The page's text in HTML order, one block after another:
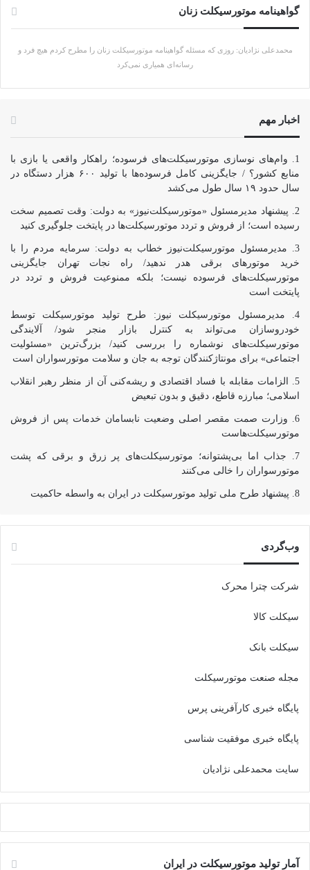
گواهینامه موتورسیکلت زنان
محمدعلی نژادیان: روزی که مسئله گواهینامه موتورسیکلت زنان را مطرح کردم هیچ فرد و
رسانه‌ای همیاری نمی‌کرد
اخبار مهم
وام‌های نوسازی موتورسیکلت‌های فرسوده؛ راهکار واقعی یا بازی با
منابع کشور؟ / جایگزینی کامل فرسوده‌ها با تولید ۶۰۰ هزار دستگاه در
سال حدود ۱۹ سال طول می‌کشد
پیشنهاد مدیرمسئول «موتورسیکلت‌نیوز» به دولت: وقت تصمیم سخت
رسیده است؛ از فروش و تردد موتورسیکلت‌ها در پایتخت جلوگیری کنید
مدیرمسئول موتورسیکلت‌نیوز خطاب به دولت: سرمایه مردم را با
خرید موتورهای برقی هدر ندهید/ راه نجات تهران جایگزینی
موتورسیکلت‌های فرسوده نیست؛ بلکه ممنوعیت فروش و تردد در
پایتخت است
مدیرمسئول موتورسیکلت نیوز: طرح تولید موتورسیکلت توسط
خودروسازان می‌تواند به کنترل بازار منجر شود/ آلایندگی
موتورسیکلت‌های نوشماره را بررسی کنید/ بزرگ‌ترین «مسئولیت
اجتماعی» برای مونتاژکنندگان توجه به جان و سلامت موتورسواران است
الزامات مقابله با فساد اقتصادی و ریشه‌کنی آن از منظر رهبر انقلاب
اسلامی؛ مبارزه قاطع، دقیق و بدون تبعیض
وزارت صمت مقصر اصلی وضعیت نابسامان خدمات پس از فروش
موتورسیکلت‌هاست
جذاب اما بی‌پشتوانه؛ موتورسیکلت‌های پر زرق‌ و برقی که پشت
موتورسواران را خالی می‌کنند
پیشنهاد طرح ملی تولید موتورسیکلت در ایران به واسطه حاکمیت
وب‌گردی
شرکت چترا محرک
سیکلت کالا
سیکلت بانک
مجله صنعت موتورسیکلت
پایگاه خبری کارآفرینی پرس
پایگاه خبری موفقیت شناسی
سایت محمدعلی نژادیان
آمار تولید موتورسیکلت در ایران